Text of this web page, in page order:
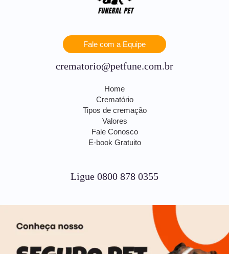
Fale com a Equipe
crematorio@petfune.com.br
Home
Crematório
Tipos de cremação
Valores
Fale Conosco
E-book Gratuito
Ligue 0800 878 0355